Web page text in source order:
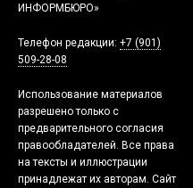
ИНФОРМБЮРО»
Телефон редакции: +7 (901)
509-28-08
Использование материалов
разрешено только с
предварительного согласия
правообладателей. Все права
на тексты и иллюстрации
принадлежат их авторам. Сайт